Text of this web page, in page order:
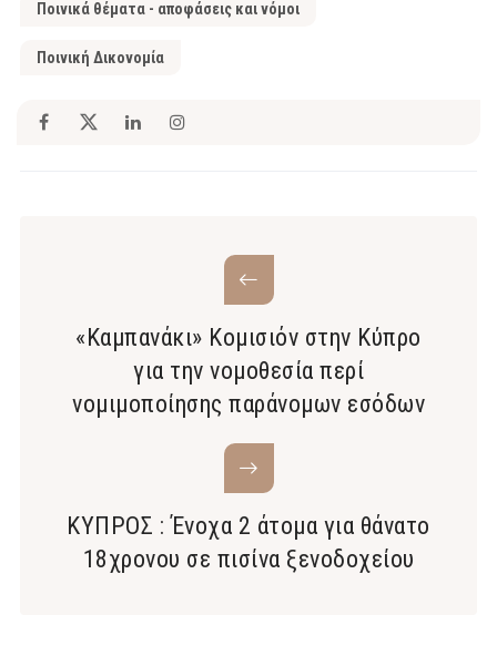
Ποινικά θέματα - αποφάσεις και νόμοι
Ποινική Δικονομία
«Καμπανάκι» Κομισιόν στην Κύπρο
για την νομοθεσία περί
νομιμοποίησης παράνομων εσόδων
ΚΥΠΡΟΣ : Ένοχα 2 άτομα για θάνατο
18χρονου σε πισίνα ξενοδοχείου